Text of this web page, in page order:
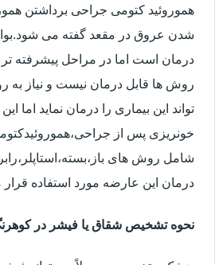
هموروئید کتومی جراحی برداشتن
شدن عروق در مقعد گفته می
درمان است اما در مراحل پیشرفته تر
روش ها قابل درمان نیست و نیاز
تواند این بیماری را درمان نماید
خونریزی پس از
شامل روش های
درمان این عارضه مورد استفاده
نحوه تشخیص شقاق یا فیشر در